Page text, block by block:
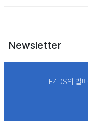
Newsletter
E4DS의 발